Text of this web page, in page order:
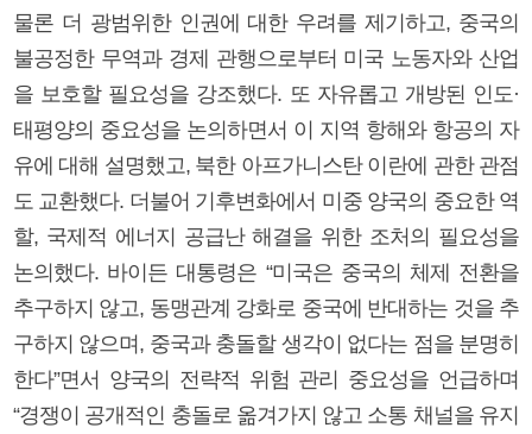
물론 더 광범위한 인권에 대한 우려를 제기하고, 중국의
불공정한 무역과 경제 관행으로부터 미국 노동자와 산업
을 보호할 필요성을 강조했다. 또 자유롭고 개방된 인도·
태평양의 중요성을 논의하면서 이 지역 항해와 항공의 자
유에 대해 설명했고, 북한 아프가니스탄 이란에 관한 관점
도 교환했다. 더불어 기후변화에서 미중 양국의 중요한 역
할, 국제적 에너지 공급난 해결을 위한 조처의 필요성을
논의했다. 바이든 대통령은 “미국은 중국의 체제 전환을
추구하지 않고, 동맹관계 강화로 중국에 반대하는 것을 추
구하지 않으며, 중국과 충돌할 생각이 없다는 점을 분명히
한다”면서 양국의 전략적 위험 관리 중요성을 언급하며
“경쟁이 공개적인 충돌로 옮겨가지 않고 소통 채널을 유지